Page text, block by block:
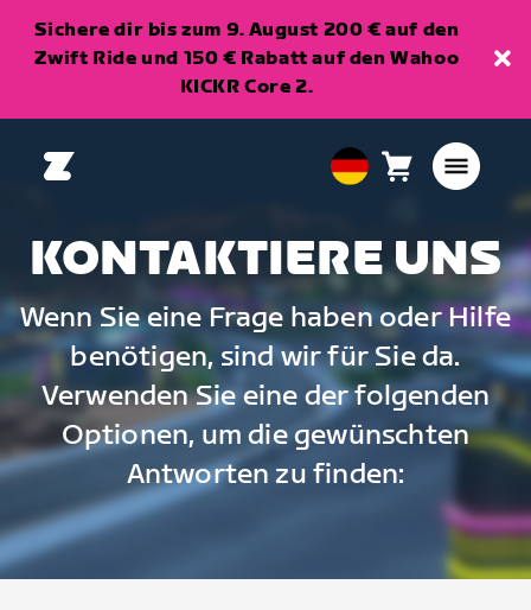
Sichere dir bis zum 9. August 200 € auf den
Zwift Ride und 150 € Rabatt auf den Wahoo
KICKR Core 2.
European
Deutsch
Warenkorb
KONTAKTIERE UNS
Wenn Sie eine Frage haben oder Hilfe
benötigen, sind wir für Sie da.
Verwenden Sie eine der folgenden
Optionen, um die gewünschten
Antworten zu finden: